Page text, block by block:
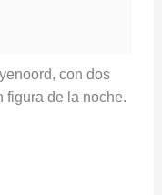
con dos
figura de la noche.